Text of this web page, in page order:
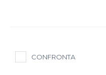
CONFRONTA